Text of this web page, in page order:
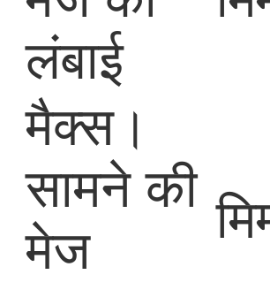
लंबाई
मैक्स।
सामने की
मेज